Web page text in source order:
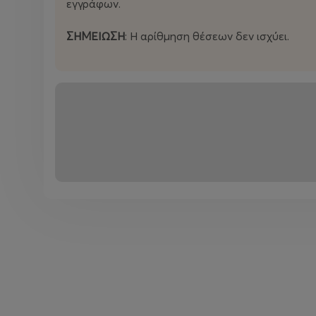
εγγράφων.
ΣΗΜΕΙΩΣΗ: Η αρίθμηση θέσεων δεν ισχύει.